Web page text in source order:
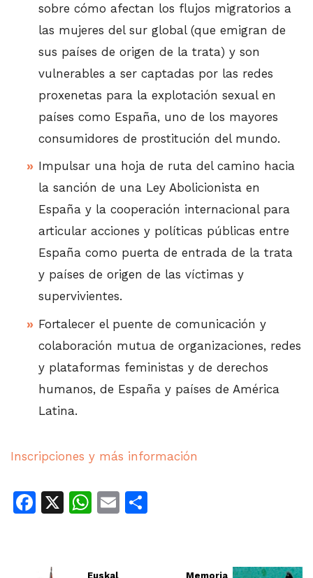
sobre cómo afectan los flujos migratorios a
las mujeres del sur global (que emigran de
sus países de origen de la trata) y son
vulnerables a ser captadas por las redes
proxenetas para la explotación sexual en
países como España, uno de los mayores
consumidores de prostitución del mundo.
Impulsar una hoja de ruta del camino hacia
la sanción de una Ley Abolicionista en
España y la cooperación internacional para
articular acciones y políticas públicas entre
España como puerta de entrada de la trata
y países de origen de las víctimas y
supervivientes.
Fortalecer el puente de comunicación y
colaboración mutua de organizaciones, redes
y plataformas feministas y de derechos
humanos, de España y países de América
Latina.
Inscripciones y más información
Facebook
X WhatsApp
Email
Euskal Memoria